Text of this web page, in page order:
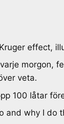
effect,
morgon,
veta.
100 låtar
and why I do